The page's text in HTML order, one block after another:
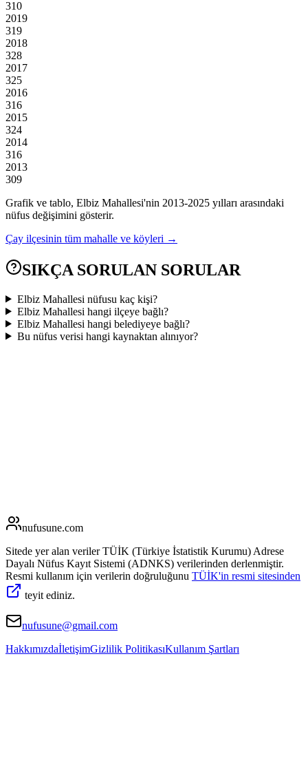
310
2019
319
2018
328
2017
325
2016
316
2015
324
2014
316
2013
309
Grafik ve tablo, Elbiz Mahallesi'nin 2013-2025 yılları arasındaki
nüfus değişimini gösterir.
Çay ilçesinin tüm mahalle ve köyleri →
SIKÇA SORULAN SORULAR
Elbiz Mahallesi nüfusu kaç kişi?
Elbiz Mahallesi hangi ilçeye bağlı?
Elbiz Mahallesi hangi belediyeye bağlı?
Bu nüfus verisi hangi kaynaktan alınıyor?
nufusune.com
Sitede yer alan veriler TÜİK (Türkiye İstatistik Kurumu) Adrese
Dayalı Nüfus Kayıt Sistemi (ADNKS) verilerinden derlenmiştir.
Resmi kullanım için verilerin doğruluğunu TÜİK'in resmi sitesinden
teyit ediniz.
nufusune@gmail.com
HakkımızdaİletişimGizlilik PolitikasıKullanım Şartları